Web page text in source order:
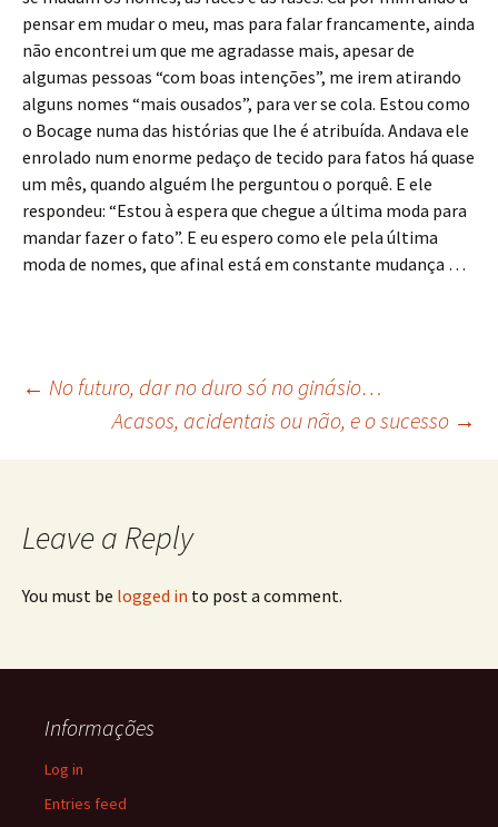
pensar em mudar o meu, mas para falar francamente, ainda
não encontrei um que me agradasse mais, apesar de
algumas pessoas “com boas intenções”, me irem atirando
alguns nomes “mais ousados”, para ver se cola. Estou como
o Bocage numa das histórias que lhe é atribuída. Andava ele
enrolado num enorme pedaço de tecido para fatos há quase
um mês, quando alguém lhe perguntou o porquê. E ele
respondeu: “Estou à espera que chegue a última moda para
mandar fazer o fato”. E eu espero como ele pela última
moda de nomes, que afinal está em constante mudança …
Post
navigation
← No futuro, dar no duro só no ginásio…
Acasos, acidentais ou não, e o sucesso →
Leave a Reply
You must be logged in to post a comment.
Informações
Log in
Entries feed